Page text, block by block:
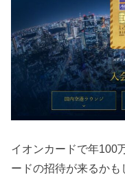
イオンカードで年100
ードの招待が来るかも